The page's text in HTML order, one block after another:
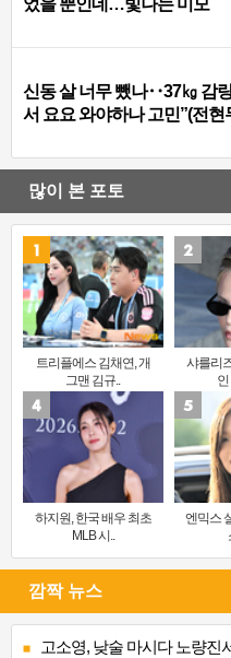
었을 뿐인데…빛나는 미모
신동 살 너무 뺐나‥37㎏ 감
서 요요 와야하나 고민”(전현
많이 본 포토
트리플에스 김채연, 개
그맨 김규..
샤를리
하지원, 한국 배우 최초
MLB 시..
엔믹스
깜짝 뉴스
고소영, 낮술 마시다 노량진